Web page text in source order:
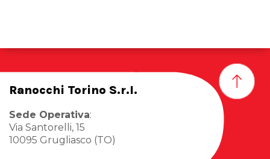
Ranocchi Torino S.r.l.
Sede Operativa:
Via Santorelli, 15
10095 Grugliasco (TO)